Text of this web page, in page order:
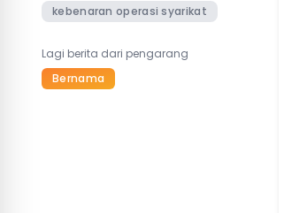
kebenaran operasi syarikat
Lagi berita dari pengarang
Bernama